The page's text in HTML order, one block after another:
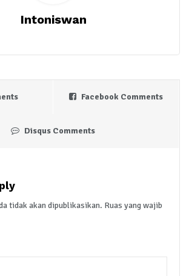
Intoniswan
Facebook Comments
Disqus Comments
tidak akan dipublikasikan. Ruas yang wajib